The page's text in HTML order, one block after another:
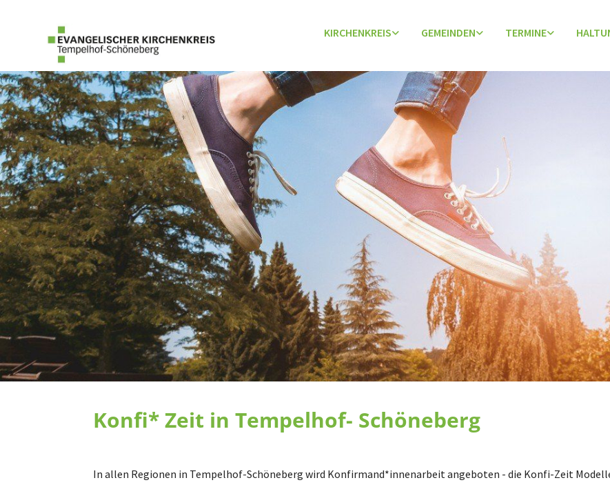
KIRCHENKREIS GEMEINDEN TERMINE
Konfi* Zeit in Tempelhof- Schöneberg
In allen Regionen in Tempelhof-Schöneberg wird Konfirmand*innenarbeit angeboten - die Konfi-Zeit